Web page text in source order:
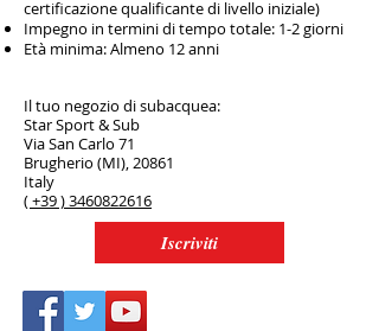
certificazione qualificante di livello iniziale)
Impegno in termini di tempo totale: 1-2 giorni
Età minima: Almeno 12 anni
Il tuo negozio di subacquea:
Star Sport & Sub
Via San Carlo 71
Brugherio (MI), 20861
Italy
( +39 ) 3460822616
Iscriviti